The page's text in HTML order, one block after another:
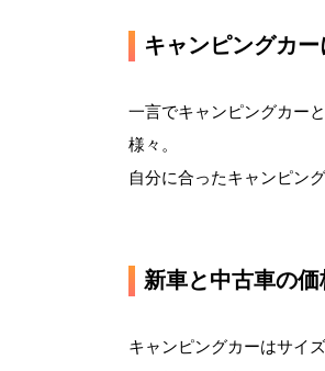
キャンピングカ
一言でキャンピングカー
様々。
自分に合ったキャンピン
新車と中古車の
キャンピングカーはサイ